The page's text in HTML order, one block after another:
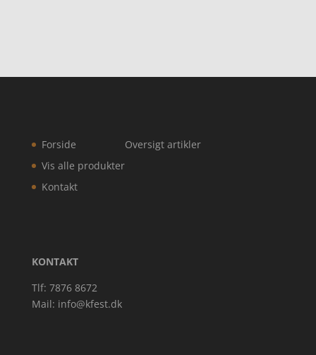
Forside
Vis alle produkter
Kontakt
Oversigt artikler
KONTAKT
Tlf: 7876 8672
Mail: info@kfest.dk